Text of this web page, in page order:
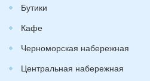
Бутики
Кафе
Черноморская набережная
Центральная набережная